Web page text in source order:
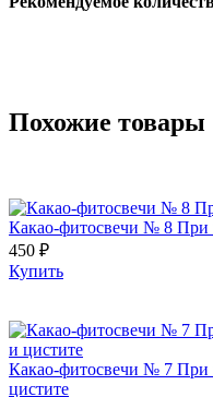
Похожие товары
Какао-фитосвечи № 8 При
450 ₽
Купить
Какао-фитосвечи № 7 При
цистите